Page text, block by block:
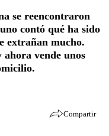
se reencontraron
contó qué ha sido
extrañan mucho.
vende unos
Compartir